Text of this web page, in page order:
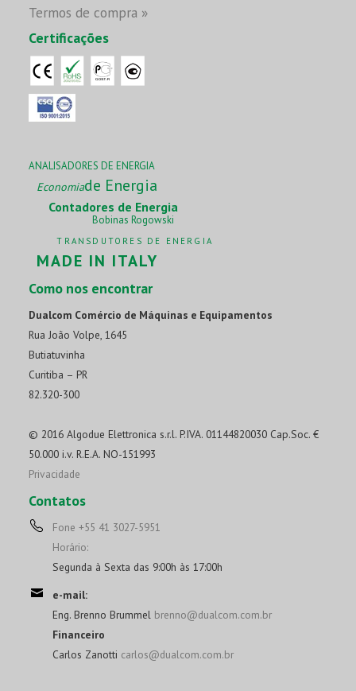
Termos de compra »
Certificações
ANALISADORES DE ENERGIA
Economiade Energia
Contadores de Energia
Bobinas Rogowski
TRANSDUTORES DE ENERGIA
MADE IN ITALY
Como nos encontrar
Dualcom Comércio de Máquinas e Equipamentos
Rua João Volpe, 1645
Butiatuvinha
Curitiba – PR
82.320-300
© 2016 Algodue Elettronica s.r.l. P.IVA. 01144820030 Cap.Soc. €
50.000 i.v. R.E.A. NO-151993
Privacidade
Contatos
Fone +55 41 3027-5951
Horário:
Segunda à Sexta das 9:00h às 17:00h
e-mail:
Eng. Brenno Brummel brenno@dualcom.com.br
Financeiro
Carlos Zanotti carlos@dualcom.com.br